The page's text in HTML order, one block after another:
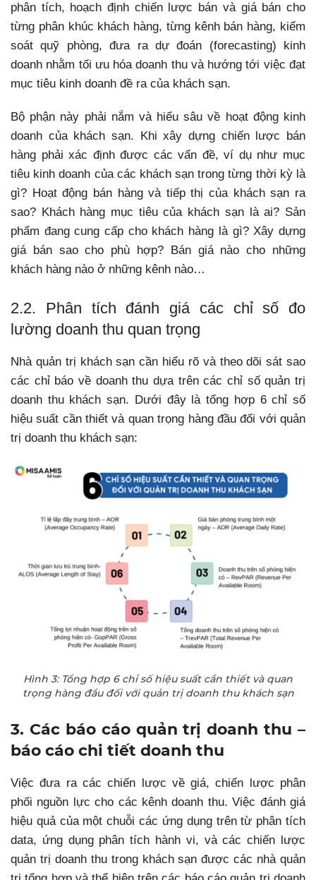
phân tích, hoạch định chiến lược bán và giá bán cho
từng phân khúc khách hàng, từng kênh bán hàng, kiểm
soát quỹ phòng, đưa ra dự đoán (forecasting) kinh
doanh nhằm tối ưu hóa doanh thu và hướng tới việc đạt
mục tiêu kinh doanh đề ra của khách sạn.
Bộ phận này phải nắm và hiểu sâu về hoạt động kinh
doanh của khách sạn. Khi xây dựng chiến lược bán
hàng phải xác định được các vấn đề, ví dụ như mục
tiêu kinh doanh của các khách sạn trong từng thời kỳ là
gì? Hoạt động bán hàng và tiếp thị của khách sạn ra
sao? Khách hàng mục tiêu của khách sạn là ai? Sản
phẩm đang cung cấp cho khách hàng là gì? Xây dựng
giá bán sao cho phù hợp? Bán giá nào cho những
khách hàng nào ở những kênh nào…
2.2. Phân tích đánh giá các chỉ số đo
lường doanh thu quan trọng
Nhà quản trị khách sạn cần hiểu rõ và theo dõi sát sao
các chỉ báo về doanh thu dựa trên các chỉ số quản trị
doanh thu khách sạn. Dưới đây là tổng hợp 6 chỉ số
hiệu suất cần thiết và quan trọng hàng đầu đối với quản
trị doanh thu khách sạn:
Hình 3: Tổng hợp 6 chỉ số hiệu suất cần thiết và quan
trọng hàng đầu đối với quản trị doanh thu khách sạn
3. Các báo cáo quản trị doanh thu –
báo cáo chi tiết doanh thu
Việc đưa ra các chiến lược về giá, chiến lược phân
phối nguồn lực cho các kênh doanh thu. Việc đánh giá
hiệu quả của một chuỗi các ứng dụng trên từ phân tích
data, ứng dụng phân tích hành vi, và các chiến lược
quản trị doanh thu trong khách sạn được các nhà quản